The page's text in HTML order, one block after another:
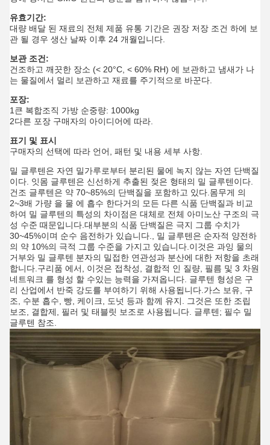
유효기간:
대량 배달 된 재료의 전체 제품 유통 기간은 권장 저장 조건 하에 보
관 될 경우 생산 날짜 이후 24 개월입니다.
보관 조건:
건조하고 깨끗한 장소 (< 20°C, < 60% RH) 에 보관하고 냄새가 나
는 물질에서 멀리 보관하고 재료를 주기적으로 바꾼다.
포장:
1큰 복합조직 가방 순중량: 1000kg
2다른 포장 구매자의 아이디어에 따라.
표기 및 표시
구매자의 선택에 따라 언어, 패턴 및 내용 세부 사항.
밀 글루텐은 자연 밀가루로부터 분리된 물에 녹지 않는 자연 단백질
이다. 잇몸 글루텐은 신선하게 추출된 젖은 형태의 밀 글루텐이다.
건조 글루텐은 약 70~85%의 단백질을 포함하고 있다.몸무게 의
2~3배 가량 을 물 에 흡수 한다거의 모든 다른 식품 단백질과 비교
하여 밀 글루텐의 특성의 차이점은 대체로 전체 아미노산 구조의 극
성 수준 때문입니다.대부분의 식품 단백질은 극지 그룹 수치가
30~45%이며 순수 음전하가 있습니다., 밀 글루텐은 순자적 양전하
의 약 10%의 극적 그룹 수준을 가지고 있습니다.이것은 과잉 물의
거부와 밀 글루텐 분자의 밀접한 연관성과 분산에 대한 저항을 초래
합니다.구리품 에서, 이것은 접착성, 결합적 인 질량, 필름 및 3 차원
네트워크 를 형성 할 수있는 능력을 가져옵니다. 글루텐 형성은 구
리 산업에서 반죽 강도를 부여하기 위해 사용됩니다.가스 보유, 구
조, 수분 흡수, 빵, 케이크, 도넛 등과 함께 유지. 그것은 또한 조립
보조, 결합제, 필러 및 태블릿 보조로 사용됩니다. 글루텐; 필수 밀
글루텐 참조.